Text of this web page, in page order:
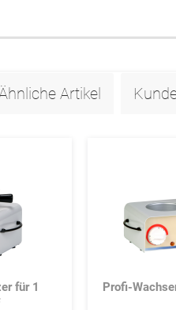
Artikel
für 1
Profi-